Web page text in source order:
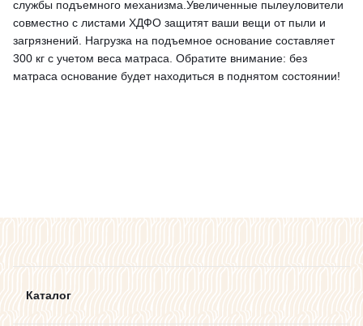
службы подъемного механизма.Увеличенные пылеуловители
совместно с листами ХДФО защитят ваши вещи от пыли и
загрязнений. Нагрузка на подъемное основание составляет
300 кг с учетом веса матраса. Обратите внимание: без
матраса основание будет находиться в поднятом состоянии!
Каталог